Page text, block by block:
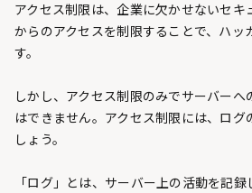
アクセス制限は、企業に欠かせないセキ
からのアクセスを制限することで、ハッ
す。
しかし、アクセス制限のみでサーバー
はできません。アクセス制限には、ログ
しょう。
「ログ」とは、サーバー上の活動を記